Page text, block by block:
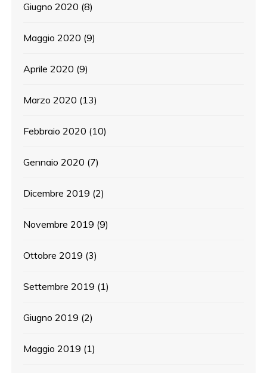
Giugno 2020 (8)
Maggio 2020 (9)
Aprile 2020 (9)
Marzo 2020 (13)
Febbraio 2020 (10)
Gennaio 2020 (7)
Dicembre 2019 (2)
Novembre 2019 (9)
Ottobre 2019 (3)
Settembre 2019 (1)
Giugno 2019 (2)
Maggio 2019 (1)